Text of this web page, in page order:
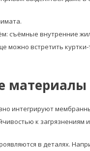
съёмные внутренние
можно встретить
материалы
интегрируют
к
в деталях.